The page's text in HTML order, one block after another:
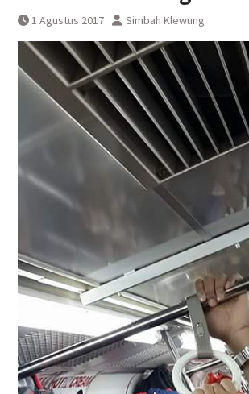
Perjanjian
DAWONSYS
1 Agustus 2017 Simbah Klewung